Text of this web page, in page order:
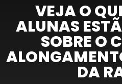
VEJA O
ALUNAS
SOBRE O
DA